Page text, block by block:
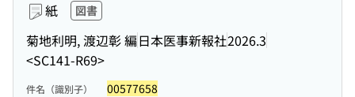
紙 図書
菊地利明, 渡辺彰 編日本医事新報社2026.3
<SC141-R69>
件名（識別子） 00577658